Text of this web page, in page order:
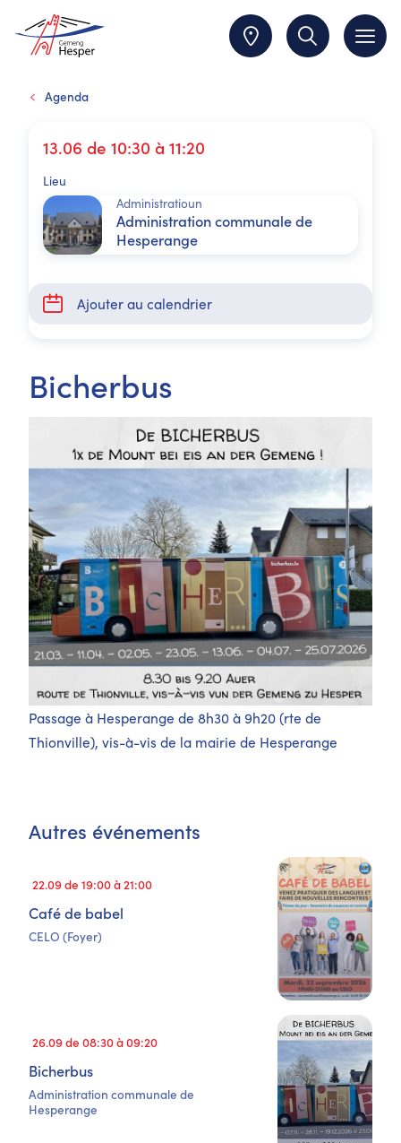
Agenda
13.06 de 10:30 à 11:20
Lieu
Administratioun
Administration communale de
Hesperange
Ajouter au calendrier
Bicherbus
Passage à Hesperange de 8h30 à 9h20 (rte de
Thionville), vis-à-vis de la mairie de Hesperange
Autres événements
22.09 de 19:00 à 21:00
Café de babel
CELO (Foyer)
26.09 de 08:30 à 09:20
Bicherbus
Administration communale de
Hesperange